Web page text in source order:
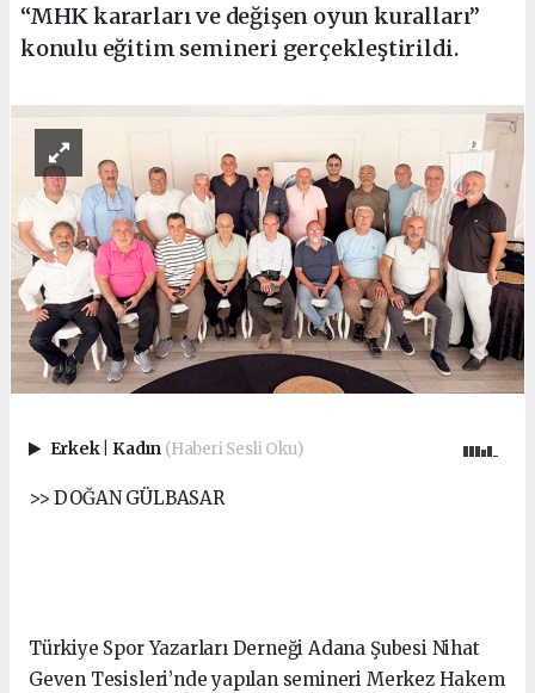
“MHK kararları ve değişen oyun kuralları”
konulu eğitim semineri gerçekleştirildi.
Erkek Kadın (Haberi Sesli Oku)
>> DOĞAN GÜLBASAR
Türkiye Spor Yazarları Derneği Adana Şubesi Nihat
Geven Tesisleri’nde yapılan semineri Merkez Hakem